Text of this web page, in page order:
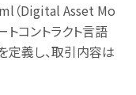
（Digital Asset Mo
コントラクト言語
定義し、取引内容は